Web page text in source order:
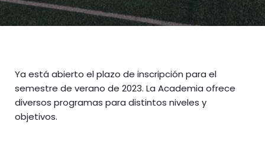
Ya está abierto el plazo de inscripción para el
semestre de verano de 2023. La Academia ofrece
diversos programas para distintos niveles y
objetivos.